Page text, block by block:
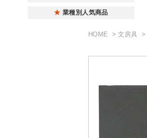
業種別人気商品
HOME 文房具